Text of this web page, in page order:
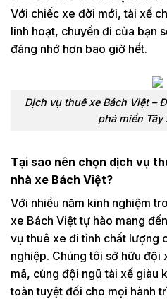
Với chiếc xe đời mới, tài xế
linh hoạt, chuyến đi của bạn
đáng nhớ hơn bao giờ hết.
Dịch vụ thuê xe Bách Việt –
phá miền
Tại sao nên chọn dịch vụ
nhà xe Bách Việt?
Với nhiều năm kinh nghiệm
xe Bách Việt tự hào mang
vụ thuê xe đi tỉnh chất lượng
nghiệp. Chúng tôi sở hữu đội
mã, cùng đội ngũ tài xế giàu
toàn tuyệt đối cho mọi hành